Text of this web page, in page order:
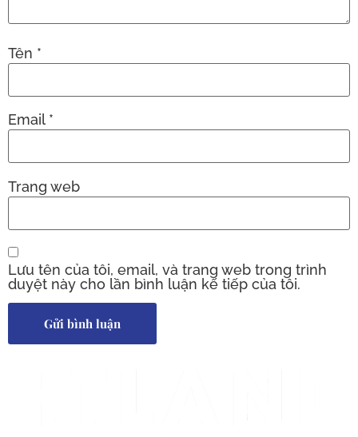
Tên *
Email *
Trang web
Lưu tên của tôi, email, và trang web trong trình
duyệt này cho lần bình luận kế tiếp của tôi.